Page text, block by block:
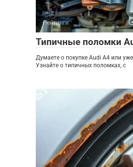
Рейтинги
Типичные поломки
Думаете о покупке Audi A4 или
Узнайте о типичных поломках, с